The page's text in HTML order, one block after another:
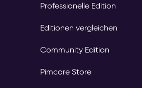
Professionelle Edition
Editionen vergleichen
Community Edition
Pimcore Store